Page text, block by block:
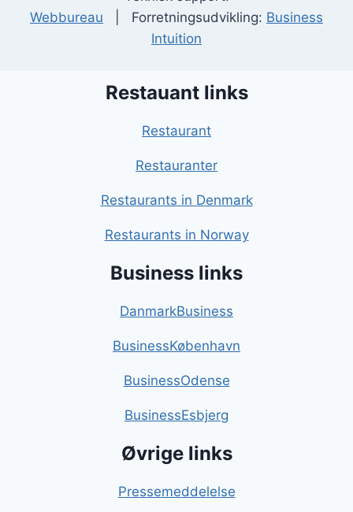
Webbureau | Forretningsudvikling: Business
Intuition
Restauant links
Restaurant
Restauranter
Restaurants in Denmark
Restaurants in Norway
Business links
DanmarkBusiness
BusinessKøbenhavn
BusinessOdense
BusinessEsbjerg
Øvrige links
Pressemeddelelse